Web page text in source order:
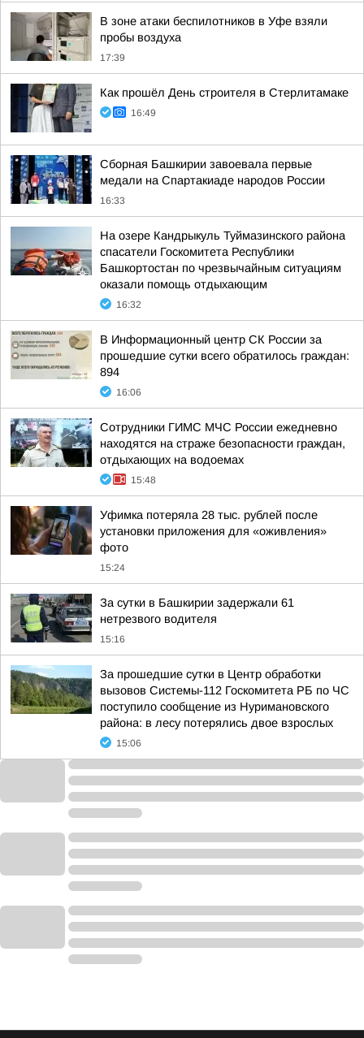
В зоне атаки беспилотников в Уфе взяли
пробы воздуха
17:39
Как прошёл День строителя в Стерлитамаке
16:49
Сборная Башкирии завоевала первые
медали на Спартакиаде народов России
16:33
На озере Кандрыкуль Туймазинского района
спасатели Госкомитета Республики
Башкортостан по чрезвычайным ситуациям
оказали помощь отдыхающим
16:32
В Информационный центр СК России за
прошедшие сутки всего обратилось граждан:
894
16:06
Сотрудники ГИМС МЧС России ежедневно
находятся на страже безопасности граждан,
отдыхающих на водоемах
15:48
Уфимка потеряла 28 тыс. рублей после
установки приложения для «оживления»
фото
15:24
За сутки в Башкирии задержали 61
нетрезвого водителя
15:16
За прошедшие сутки в Центр обработки
вызовов Системы-112 Госкомитета РБ по ЧС
поступило сообщение из Нуримановского
района: в лесу потерялись двое взрослых
15:06